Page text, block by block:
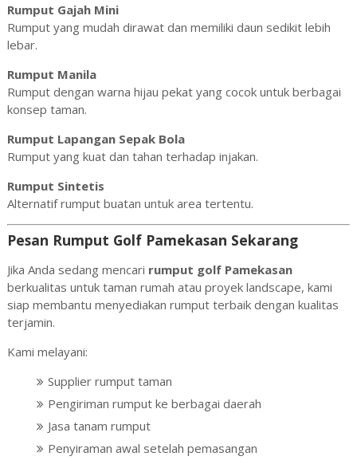
Rumput Gajah Mini
Rumput yang mudah dirawat dan memiliki daun sedikit lebih
lebar.
Rumput Manila
Rumput dengan warna hijau pekat yang cocok untuk berbagai
konsep taman.
Rumput Lapangan Sepak Bola
Rumput yang kuat dan tahan terhadap injakan.
Rumput Sintetis
Alternatif rumput buatan untuk area tertentu.
Pesan Rumput Golf Pamekasan Sekarang
Jika Anda sedang mencari rumput golf Pamekasan
berkualitas untuk taman rumah atau proyek landscape, kami
siap membantu menyediakan rumput terbaik dengan kualitas
terjamin.
Kami melayani:
Supplier rumput taman
Pengiriman rumput ke berbagai daerah
Jasa tanam rumput
Penyiraman awal setelah pemasangan